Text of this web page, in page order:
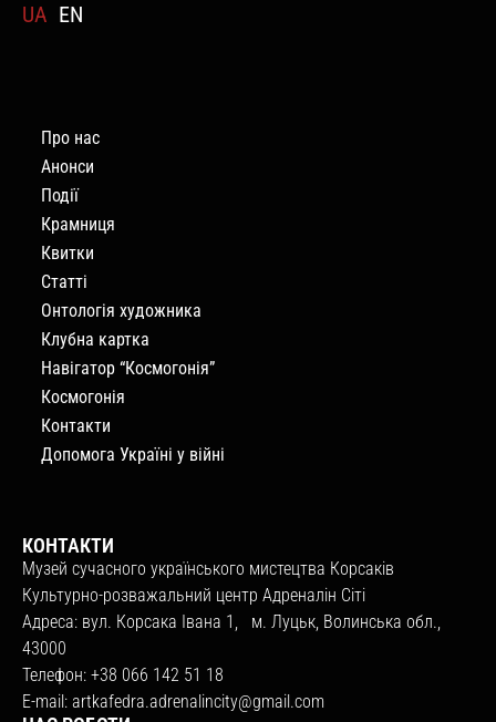
UA EN
Про нас
Анонси
Події
Крамниця
Квитки
Статті
Онтологія художника
Клубна картка
Навігатор “Космогонія”
Космогонія
Контакти
Допомога Україні у війні
КОНТАКТИ
Музей сучасного українського мистецтва Корсаків
Культурно-розважальний центр Адреналін Сіті
Адреса: вул. Корсака Івана 1, м. Луцьк, Волинська обл.,
43000
Телефон: +38 066 142 51 18
E-mail: artkafedra.adrenalincity@gmail.com